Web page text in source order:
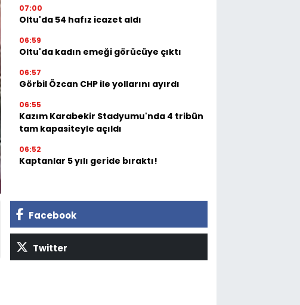
07:00
Oltu'da 54 hafız icazet aldı
06:59
Oltu'da kadın emeği görücüye çıktı
06:57
Görbil Özcan CHP ile yollarını ayırdı
06:55
Kazım Karabekir Stadyumu'nda 4 tribün
tam kapasiteyle açıldı
06:52
Kaptanlar 5 yılı geride bıraktı!
Facebook
Twitter